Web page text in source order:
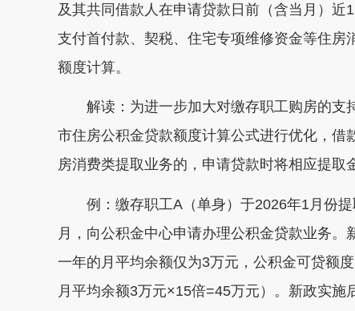
及其共同借款人在申请贷款日前（含当月）近
支付首付款、契税、住宅专项维修资金等住
额度计算。
解读：为进一步加大对缴存职工购房的
市住房公积金贷款额度计算公式进行优化，
房消费类提取业务的，申请贷款时将相应提取
例：缴存职工A（单身）于2026年1月份
月，向公积金中心申请办理公积金贷款业务
一年的月平均余额仅为3万元，公积金可贷额
月平均余额3万元×15倍=45万元）。新政实